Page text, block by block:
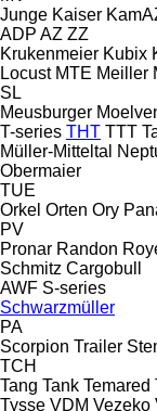
Junge Kaiser
ADP AZ ZZ
Krukenmeier Kubix
Locust MTE Meiller
SL
Meusburger
T-series THT TTT
Müller-Mitteltal
Obermaier
TUE
Orkel Orten Ory
PV
Pronar Randon
Schmitz Cargobull
AWF S-series
Schwarzmüller
PA
Scorpion Trailer
TCH
Tang Tank Temared
Tysse VDM Vezeko